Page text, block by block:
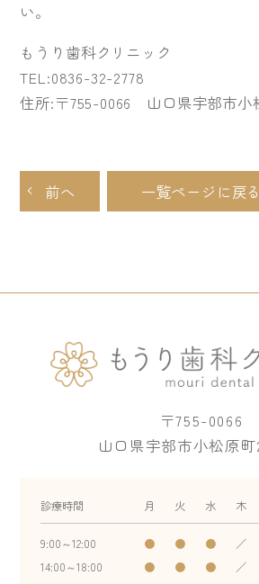
い。
もうり歯科クリニック
TEL:0836-32-2778
住所:〒755-0066 山口県宇部市小
前へ 一覧ページに戻る
〒755-0066
山口県宇部市小松原
診療時間 月 火 水 木
9:00～12:00 ● ● ● ／
14:00～18:00
● ● ● ／